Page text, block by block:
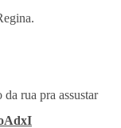
rua pra assustar